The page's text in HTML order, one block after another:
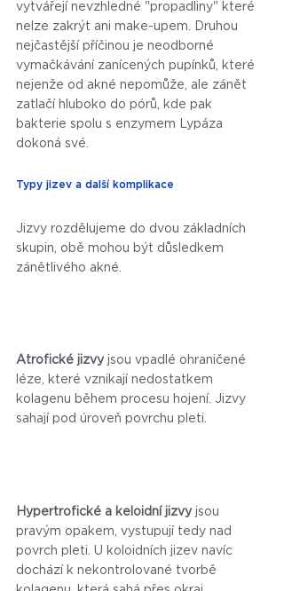
vytvářejí nevzhledné "propadliny" které
nelze zakrýt ani make-upem. Druhou
nejčastější příčinou je neodborné
vymačkávání zanícených pupínků, které
nejenže od akné nepomůže, ale zánět
zatlačí hluboko do pórů, kde pak
bakterie spolu s enzymem Lypáza
dokoná své.
Typy jizev a další komplikace
Jizvy rozdělujeme do dvou základních
skupin, obě mohou být důsledkem
zánětlivého akné.
Atrofické jizvy jsou vpadlé ohraničené
léze, které vznikají nedostatkem
kolagenu během procesu hojení. Jizvy
sahají pod úroveň povrchu pleti.
Hypertrofické a keloidní jizvy jsou
pravým opakem, vystupují tedy nad
povrch pleti. U koloidních jizev navíc
dochází k nekontrolované tvorbě